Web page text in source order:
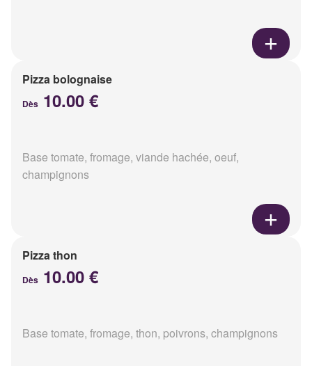
Pizza bolognaise
Dès 10.00 €
Base tomate, fromage, viande hachée, oeuf,
champignons
Pizza thon
Dès 10.00 €
Base tomate, fromage, thon, poivrons, champignons